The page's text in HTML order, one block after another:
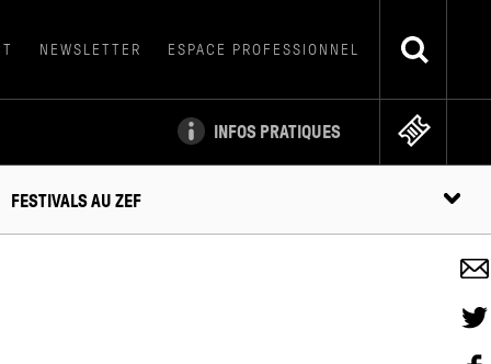
INFOS PRATIQUES
NEWSLETTER ESPACE PROFESSIONNEL
FESTIVALSAU ZEF